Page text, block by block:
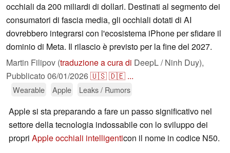
occhiali da 200 miliardi di dollari. Destinati al segmento dei
consumatori di fascia media, gli occhiali dotati di AI
dovrebbero integrarsi con l'ecosistema iPhone per sfidare il
dominio di Meta. Il rilascio è previsto per la fine del 2027.
Martin Filipov (traduzione a cura di DeepL / Ninh Duy),
Pubblicato 06/01/2026🇺🇸🇩🇪 ...
Wearable Apple Leaks / Rumors
Apple si sta preparando a fare un passo significativo nel
settore della tecnologia indossabile con lo sviluppo dei
propri Apple occhiali intelligenticon il nome in codice N50.